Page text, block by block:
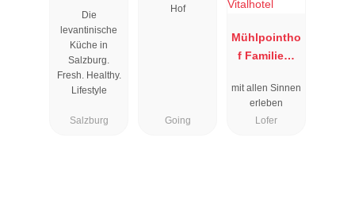
Die
levantinische
Küche in
Salzburg.
Fresh. Healthy.
Lifestyle
Salzburg
Hof
Going
Mühlpointho
f Familien-
mit allen Sinnen
erleben
Lofer